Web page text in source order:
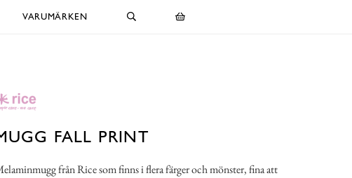
VARUMÄRKEN
FALL PRINT
från Rice som finns i flera färger och mönster, fina att